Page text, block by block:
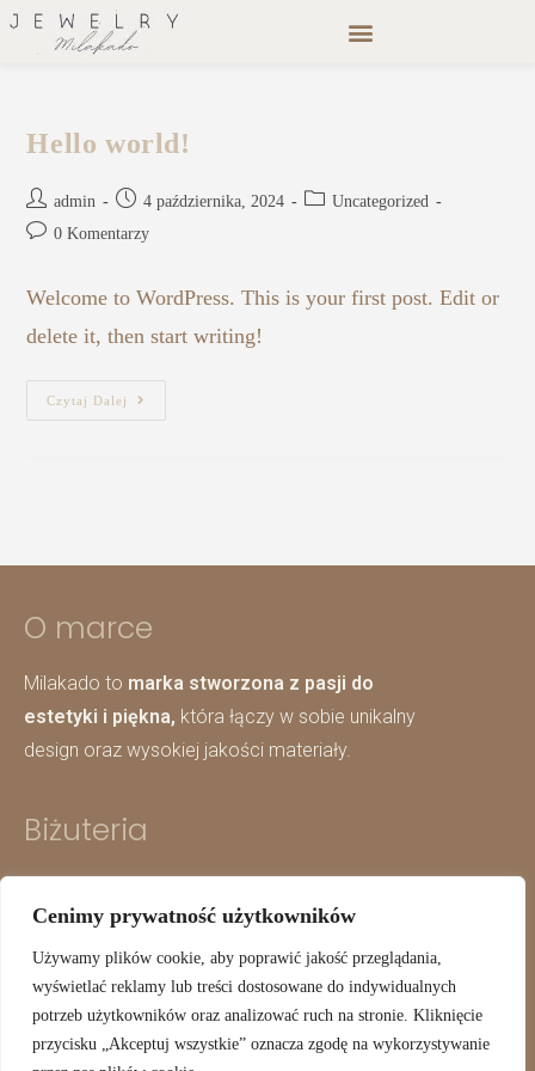
Cenimy prywatność użytkowników
Używamy plików cookie, aby poprawić jakość przeglądania,
wyświetlać reklamy lub treści dostosowane do indywidualnych
potrzeb użytkowników oraz analizować ruch na stronie. Kliknięcie
przycisku „Akceptuj wszystkie” oznacza zgodę na wykorzystywanie
Hello world!
admin 4 października, 2024
Uncategorized
0 Komentarzy
Welcome to WordPress. This is your first post. Edit or
delete it, then start writing!
Czytaj Dalej
O marce
Milakado to marka stworzona z pasji do
estetyki i piękna, która łączy w sobie unikalny
design oraz wysokiej jakości materiały.
Biżuteria
Na szyję
Na ręke
Biżuteria personalizowana
Polityka prywatności